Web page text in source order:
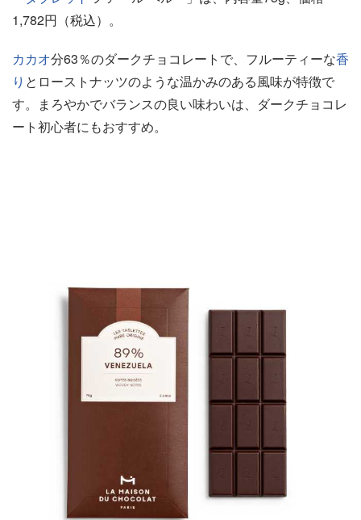
1,782円（税込）。
カカオ分63％のダークチョコレートで、フルーティーな香
り とローストナッツのような温かみのある風味が特徴で
す。まろやかでバランスの良い味わいは、ダークチョコレ
ート初心者にもおすすめ。